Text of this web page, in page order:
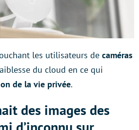
les utilisateurs de caméras
du cloud en ce qui
de la vie privée.
des images des